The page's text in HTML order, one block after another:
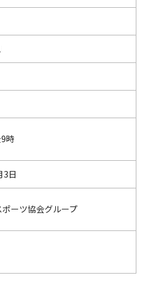
時
3日
ーツ協会グループ